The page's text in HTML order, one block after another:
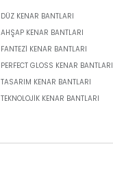
DÜZ KENAR BANTLARI
AHŞAP KENAR BANTLARI
FANTEZI KENAR BANTLARI
PERFECT GLOSS KENAR BANTLARI
TASARIM KENAR BANTLARI
TEKNOLOJIK KENAR BANTLARI